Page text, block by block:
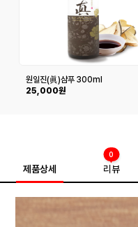
원일진(眞)샴푸 300ml
25,000원
제품상세 리뷰
0